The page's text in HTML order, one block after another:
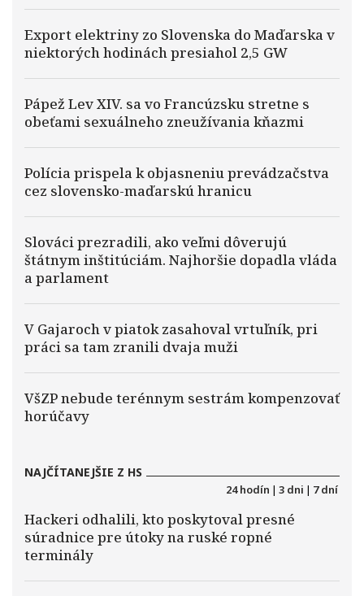
Export elektriny zo Slovenska do Maďarska v
niektorých hodinách presiahol 2,5 GW
Pápež Lev XIV. sa vo Francúzsku stretne s
obeťami sexuálneho zneužívania kňazmi
Polícia prispela k objasneniu prevádzačstva
cez slovensko-maďarskú hranicu
Slováci prezradili, ako veľmi dôverujú
štátnym inštitúciám. Najhoršie dopadla vláda
a parlament
V Gajaroch v piatok zasahoval vrtuľník, pri
práci sa tam zranili dvaja muži
VšZP nebude terénnym sestrám kompenzovať
horúčavy
NAJČÍTANEJŠIE Z HS
24 hodín | 3 dni | 7 dní
Hackeri odhalili, kto poskytoval presné
súradnice pre útoky na ruské ropné
terminály